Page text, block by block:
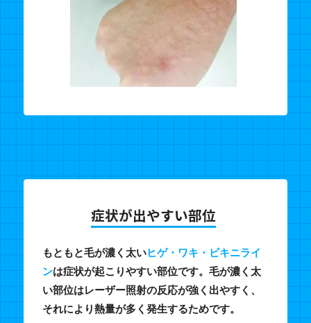
症状が出やすい部位
もともと毛が濃く太いヒゲ・ワキ・ビキニライ
ンは症状が起こりやすい部位です。毛が濃く太
い部位はレーザー照射の反応が強く出やすく、
それにより熱量が多く発生するためです。